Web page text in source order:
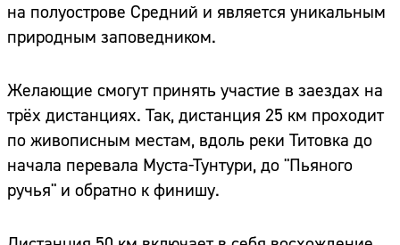
на полуострове Средний и является уникальным
природным заповедником.
Желающие смогут принять участие в заездах на
трёх дистанциях. Так, дистанция 25 км проходит
по живописным местам, вдоль реки Титовка до
начала перевала Муста-Тунтури, до "Пьяного
ручья" и обратно к финишу.